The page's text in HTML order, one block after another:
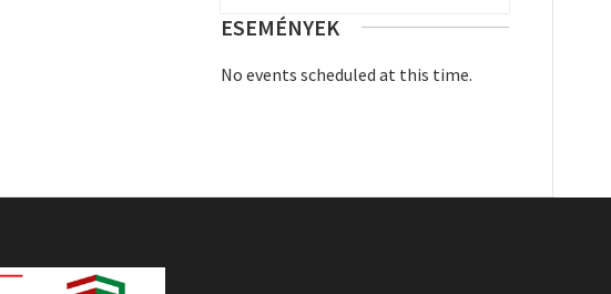
ESEMÉNYEK
No events scheduled at this time.